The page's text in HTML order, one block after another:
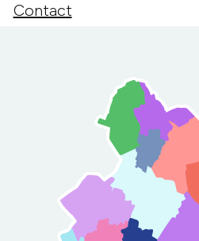
Contact